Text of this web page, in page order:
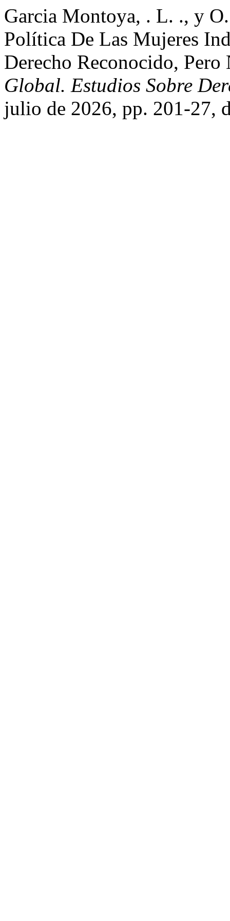
Garcia Montoya, . L. ., y
Política De Las Mujeres
Derecho Reconocido,
Global. Estudios Sobre
julio de 2026, pp. 201-27,